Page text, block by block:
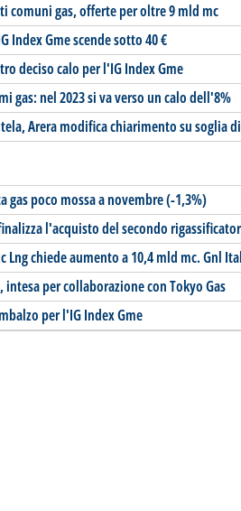
comuni gas, offerte per oltre 9 mld mc
Index Gme scende sotto 40 €
deciso calo per l'IG Index Gme
gas: nel 2023 si va verso un calo dell'8%
Arera modifica chiarimento su soglia
gas poco mossa a novembre (-1,3%)
l'acquisto del secondo
Lng chiede aumento a 10,4 mld mc. Gnl
intesa per collaborazione con Tokyo Gas
per l'IG Index Gme